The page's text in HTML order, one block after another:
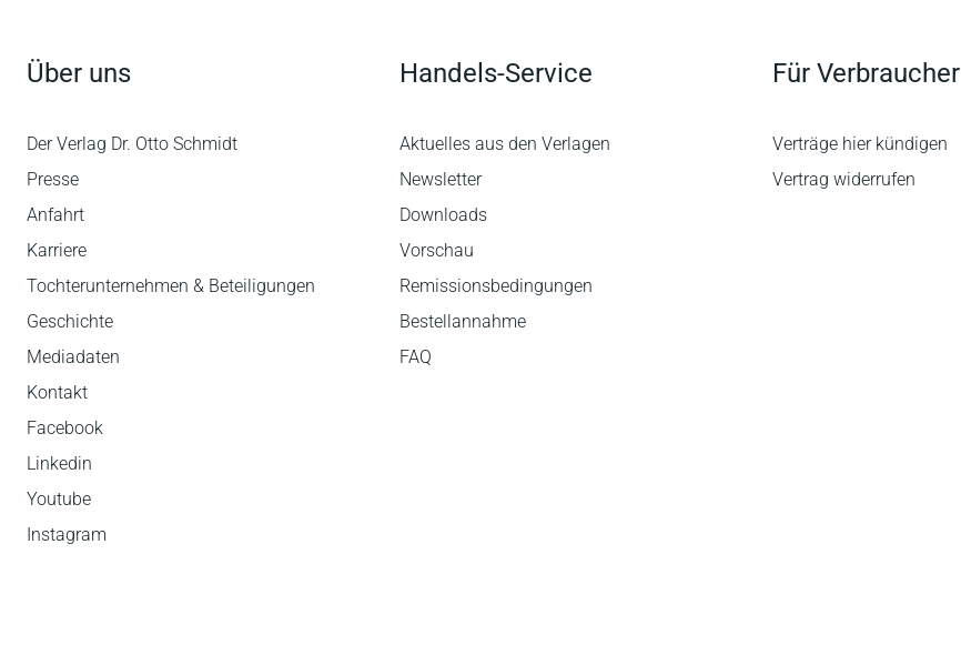
Über uns
Der Verlag Dr. Otto Schmidt
Presse
Anfahrt
Karriere
Tochterunternehmen & Beteiligungen
Geschichte
Mediadaten
Kontakt
Facebook
Linkedin
Youtube
Instagram
Handels-Service
Aktuelles aus den Verlagen
Newsletter
Downloads
Vorschau
Remissionsbedingungen
Bestellannahme
FAQ
Für Verbraucher
Verträge hier kündigen
Vertrag widerrufen